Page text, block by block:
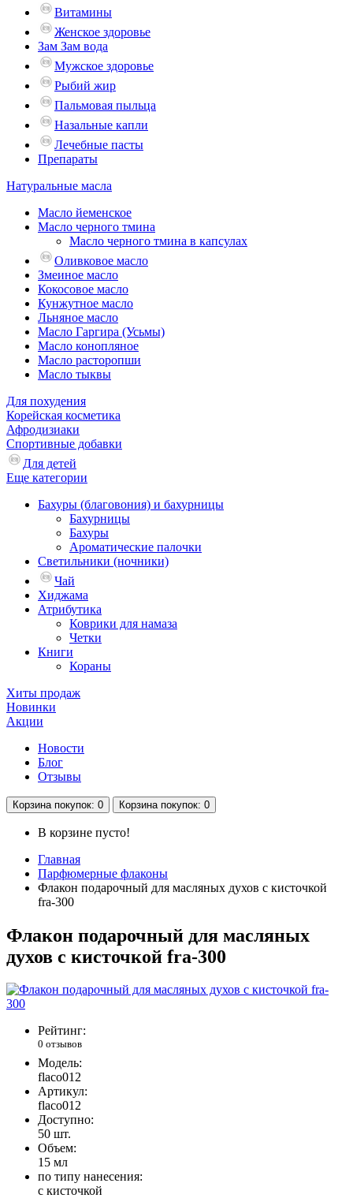
Витамины
Женское здоровье
Зам Зам вода
Мужское здоровье
Рыбий жир
Пальмовая пыльца
Назальные капли
Лечебные пасты
Препараты
Натуральные масла
Масло йеменское
Масло черного тмина
Масло черного тмина в капсулах
Оливковое масло
Змеиное масло
Кокосовое масло
Кунжутное масло
Льняное масло
Масло Гаргира (Усьмы)
Масло конопляное
Масло расторопши
Масло тыквы
Для похудения
Корейская косметика
Афродизиаки
Спортивные добавки
Для детей
Еще категории
Бахуры (благовония) и бахурницы
Бахурницы
Бахуры
Ароматические палочки
Светильники (ночники)
Чай
Хиджама
Атрибутика
Коврики для намаза
Четки
Книги
Кораны
Хиты продаж
Новинки
Акции
Новости
Блог
Отзывы
Корзина покупок: 0 Корзина покупок: 0
В корзине пусто!
Главная
Парфюмерные флаконы
Флакон подарочный для масляных духов с кисточкой
fra-300
Флакон подарочный для масляных
духов с кисточкой fra-300
Рейтинг:
0 отзывов
Модель:
flaco012
Артикул:
flaco012
Доступно:
50 шт.
Объем:
15 мл
по типу нанесения:
с кисточкой